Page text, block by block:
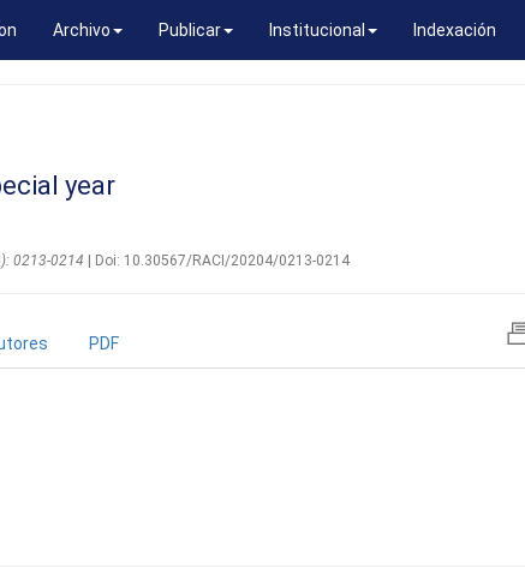
Archivo Publicar Institucional Indexación
year
0213-0214 | Doi: 10.30567/RACI/20204/0213-0214
PDF